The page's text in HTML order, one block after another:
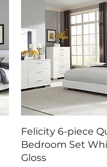
No
para
Vista
Felicity 6-piece
Bedroom Set
Gloss